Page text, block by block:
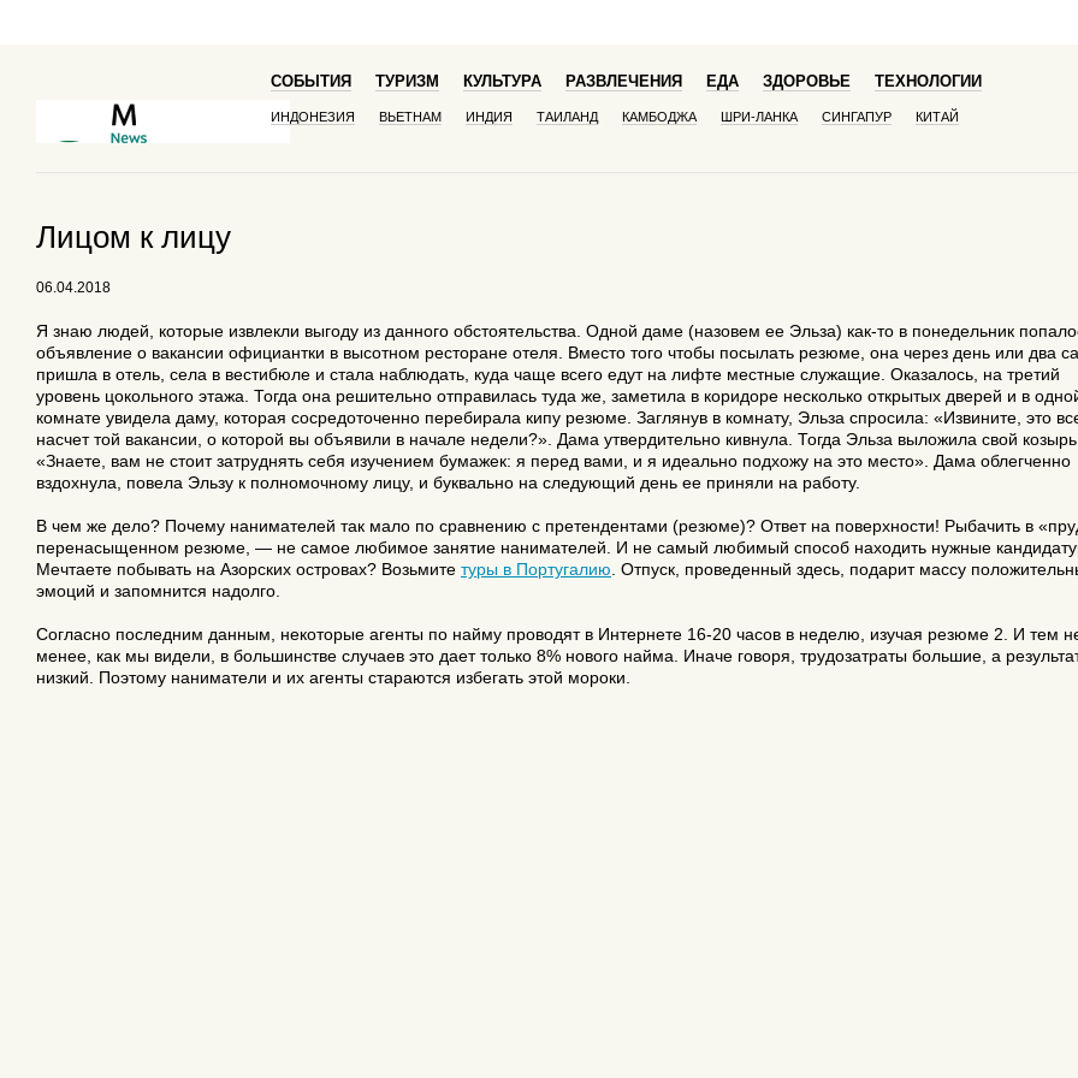
СОБЫТИЯ ТУРИЗМ КУЛЬТУРА РАЗВЛЕЧЕНИЯ ЕДА ЗДОРОВЬЕ ТЕХНОЛОГИИ
ИНДОНЕЗИЯ ВЬЕТНАМ ИНДИЯ ТАИЛАНД КАМБОДЖА ШРИ-ЛАНКА СИНГАПУР КИТАЙ
Лицом к лицу
06.04.2018
Я знаю людей, которые извлекли выгоду из данного обстоятельства. Одной даме (назовем ее Эльза) как-то в понедельник
объявление о вакансии официантки в высотном ресторане отеля. Вместо того чтобы посылать резюме, она через день или два
пришла в отель, села в вестибюле и стала наблюдать, куда чаще всего едут на лифте местные служащие. Оказалось, на третий
уровень цокольного этажа. Тогда она решительно отправилась туда же, заметила в коридоре несколько открытых дверей и в
комнате увидела даму, которая сосредоточенно перебирала кипу резюме. Заглянув в комнату, Эльза спросила: «Извините, это
насчет той вакансии, о которой вы объявили в начале недели?». Дама утвердительно кивнула. Тогда Эльза выложила свой
«Знаете, вам не стоит затруднять себя изучением бумажек: я перед вами, и я идеально подхожу на это место». Дама облегченно
вздохнула, повела Эльзу к полномочному лицу, и буквально на следующий день ее приняли на работу.
В чем же дело? Почему нанимателей так мало по сравнению с претендентами (резюме)? Ответ на поверхности! Рыбачить в
перенасыщенном резюме, — не самое любимое занятие нанимателей. И не самый любимый способ находить нужные
Мечтаете побывать на Азорских островах? Возьмите туры в Португалию . Отпуск, проведенный здесь, подарит массу
эмоций и запомнится надолго.
Согласно последним данным, некоторые агенты по найму проводят в Интернете 16-20 часов в неделю, изучая резюме 2. И тем
менее, как мы видели, в большинстве случаев это дает только 8% нового найма. Иначе говоря, трудозатраты большие, а
низкий. Поэтому наниматели и их агенты стараются избегать этой мороки.